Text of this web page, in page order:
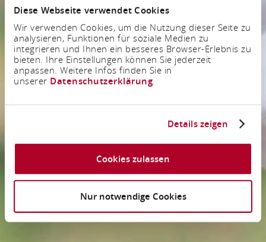
Diese Webseite verwendet Cookies
Wir verwenden Cookies, um die Nutzung dieser Seite zu
analysieren, Funktionen für soziale Medien zu
integrieren und Ihnen ein besseres Browser-Erlebnis zu
bieten. Ihre Einstellungen können Sie jederzeit
anpassen. Weitere Infos finden Sie in
unserer Datenschutzerklärung.
Details zeigen
Cookies zulassen
Nur notwendige Cookies